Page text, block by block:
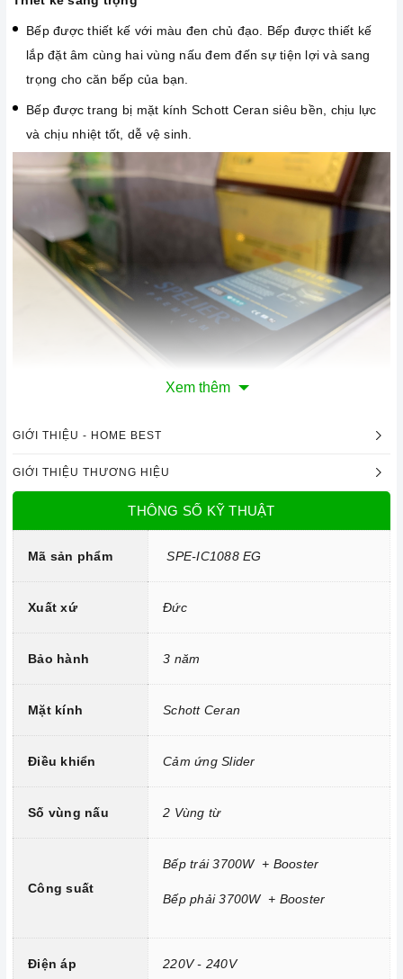
Bếp được thiết kế với màu đen chủ đạo. Bếp được thiết kế
lắp đặt âm cùng hai vùng nấu đem đến sự tiện lợi và sang
trọng cho căn bếp của bạn.
Bếp được trang bị mặt kính Schott Ceran siêu bền, chịu lực
và chịu nhiệt tốt, dễ vệ sinh.
Công nghệ hiện đại
Công nghệ INVERTER tiết kiệm điện năng.
Trang bị 9 dải công suất nấu.
Công nghệ hiện đại
Tính năng vượt trội
Xem thêm
GIỚI THIỆU - HOME BEST
GIỚI THIỆU THƯƠNG HIỆU
THÔNG SỐ KỸ THUẬT
Mã sản phẩm SPE-IC1088 EG
Xuất xứ Đức
Bảo hành 3 năm
Mặt kính Schott Ceran
Điều khiển Cảm ứng Slider
Số vùng nấu 2 Vùng từ
Công suất
Bếp trái 3700W + Booster
Bếp phải 3700W + Booster
Điện áp 220V - 240V